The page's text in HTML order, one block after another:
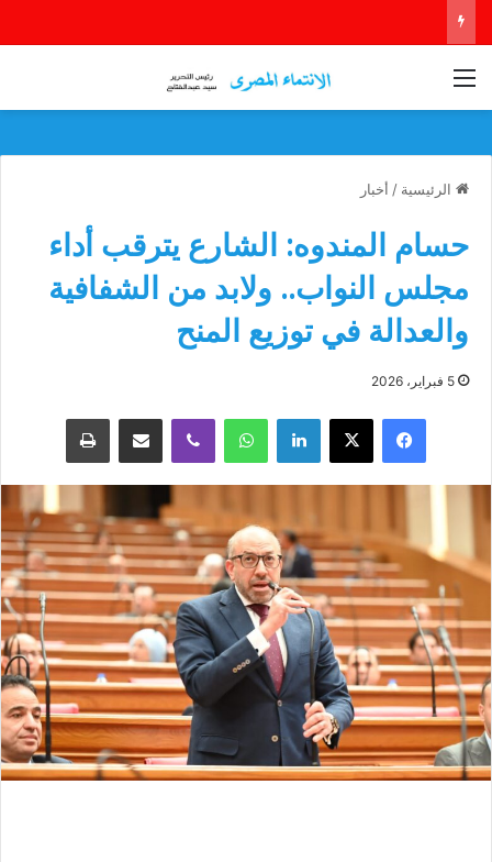
القائمة
الرئيسية / أخبار
حسام المندوه: الشارع يترقب أداء
مجلس النواب.. ولابد من الشفافية
والعدالة في توزيع المنح
5 فبراير، 2026
فيسبوك ‫X لينكدإن واتساب ڤايبر مشاركة عبر البريد طباعة